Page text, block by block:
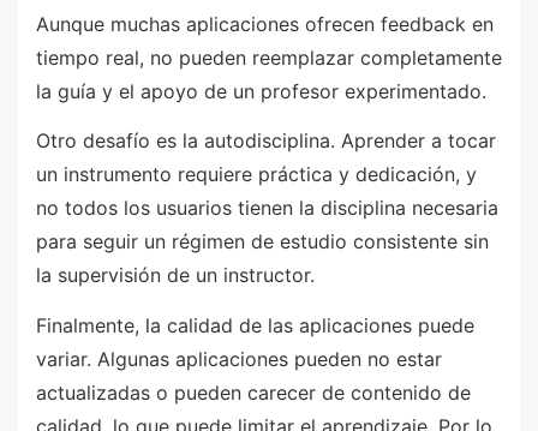
Aunque muchas aplicaciones ofrecen feedback en
tiempo real, no pueden reemplazar completamente
la guía y el apoyo de un profesor experimentado.
Otro desafío es la autodisciplina. Aprender a tocar
un instrumento requiere práctica y dedicación, y
no todos los usuarios tienen la disciplina necesaria
para seguir un régimen de estudio consistente sin
la supervisión de un instructor.
Finalmente, la calidad de las aplicaciones puede
variar. Algunas aplicaciones pueden no estar
actualizadas o pueden carecer de contenido de
calidad, lo que puede limitar el aprendizaje. Por lo